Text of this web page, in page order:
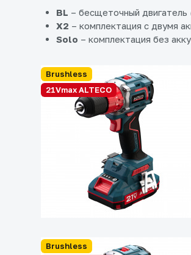
BL – бесщеточный
X2 – комплектация с двумя
Solo – комплектация без
Brushless
21Vmax ALTECO
Brushless